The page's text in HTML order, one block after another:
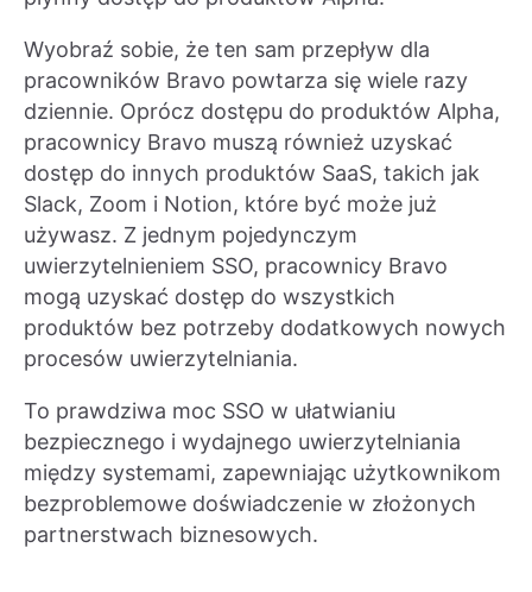
Wyobraź sobie, że ten sam przepływ dla
pracowników Bravo powtarza się wiele razy
dziennie. Oprócz dostępu do produktów Alpha,
pracownicy Bravo muszą również uzyskać
dostęp do innych produktów SaaS, takich jak
Slack, Zoom i Notion, które być może już
używasz. Z jednym pojedynczym
uwierzytelnieniem SSO, pracownicy Bravo
mogą uzyskać dostęp do wszystkich
produktów bez potrzeby dodatkowych nowych
procesów uwierzytelniania.
To prawdziwa moc SSO w ułatwianiu
bezpiecznego i wydajnego uwierzytelniania
między systemami, zapewniając użytkownikom
bezproblemowe doświadczenie w złożonych
partnerstwach biznesowych.